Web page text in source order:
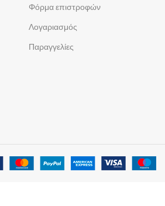
Φόρμα επιστροφών
Λογαριασμός
Παραγγελίες